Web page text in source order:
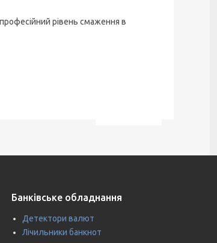
рівень смаження в
Банківське обладнання
Детектори валют
Лічильники банкнот